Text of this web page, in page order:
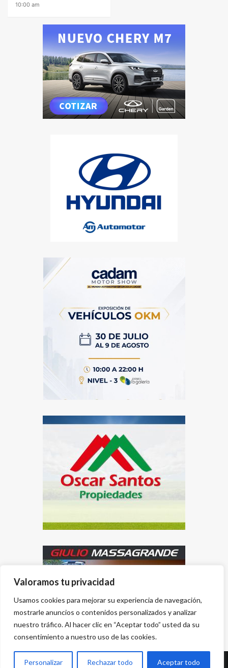
Valoramos tu privacidad
Usamos cookies para mejorar su experiencia de navegación,
mostrarle anuncios o contenidos personalizados y analizar
nuestro tráfico. Al hacer clic en “Aceptar todo” usted da su
consentimiento a nuestro uso de las cookies.
Personalizar Rechazar todo Aceptar todo
10:00 am